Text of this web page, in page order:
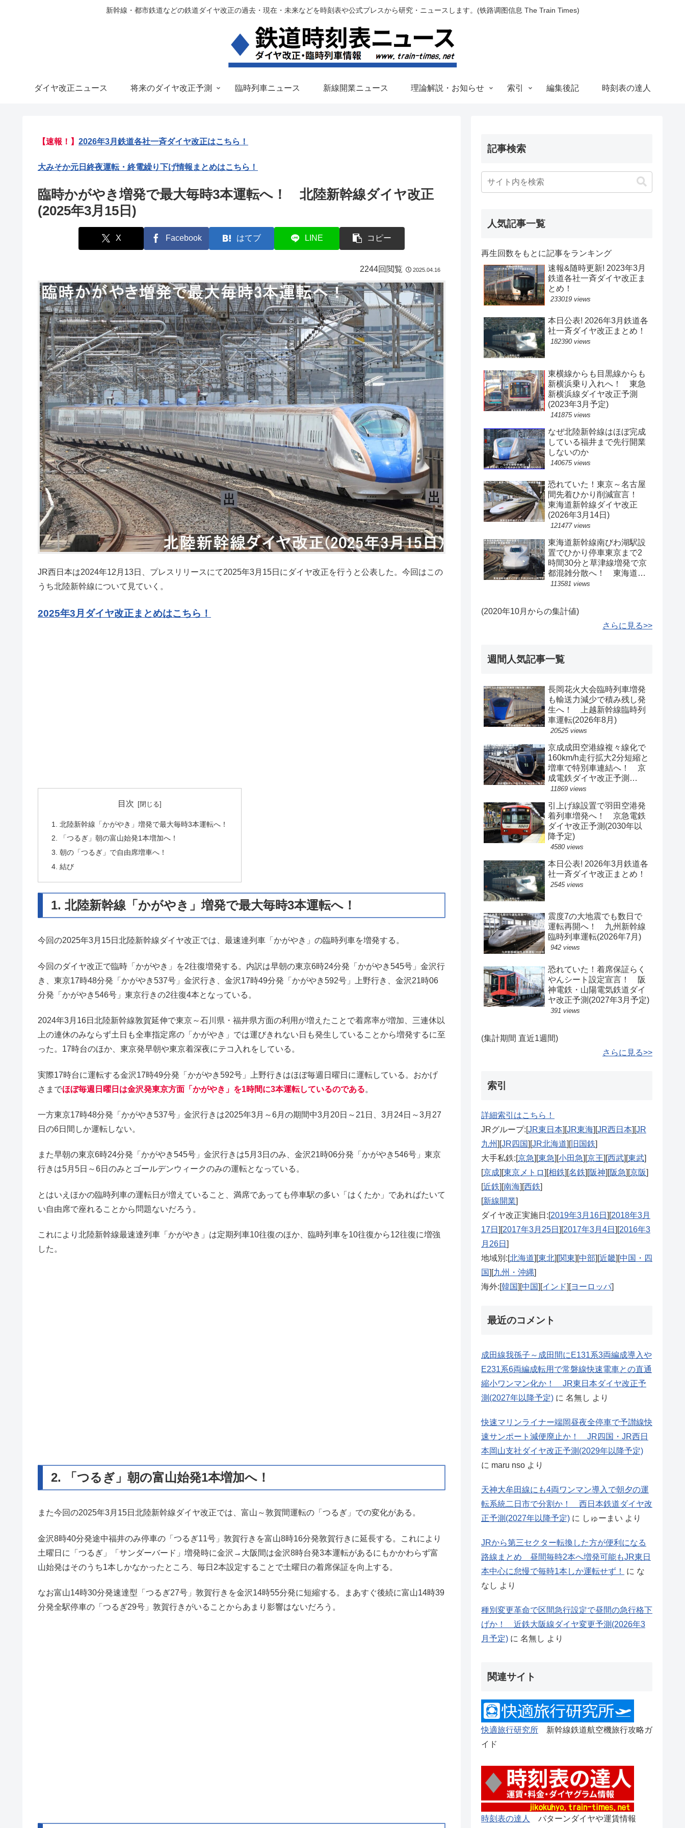
新幹線・都市鉄道などの鉄道ダイヤ改正の過去・現在・未来などを時刻表や公式プレスから研究・ニュースします。(铁路调图信息 The Train Times)
ダイヤ改正ニュース 将来のダイヤ改正予測 臨時列車ニュース 新線開業ニュース 理論解説・お知らせ 索引 編集後記 時刻表の達人
【速報！】 2026年3月鉄道各社一斉ダイヤ改正はこちら！
大みそか元日終夜運転・終電繰り下げ情報まとめはこちら！
臨時かがやき増発で最大毎時3本運転へ！ 北陸新幹線ダイヤ改正
(2025年3月15日)
X Facebook はてブ LINE コピー
2244回閲覧 2025.04.16
JR西日本は2024年12月13日、プレスリリースにて2025年3月15日にダイヤ改正を行うと公表した。今回はこの
うち北陸新幹線について見ていく。
2025年3月ダイヤ改正まとめはこちら！
目次
1. 北陸新幹線「かがやき」増発で最大毎時3本運転へ！
2. 「つるぎ」朝の富山始発1本増加へ！
3. 朝の「つるぎ」で自由席増車へ！
4. 結び
1. 北陸新幹線「かがやき」増発で最大毎時3本運転へ！
今回の2025年3月15日北陸新幹線ダイヤ改正では、最速達列車「かがやき」の臨時列車を増発する。
今回のダイヤ改正で臨時「かがやき」を2往復増発する。内訳は早朝の東京6時24分発「かがやき545号」金沢行
き、東京17時48分発「かがやき537号」金沢行き、金沢17時49分発「かがやき592号」上野行き、金沢21時06
分発「かがやき546号」東京行きの2往復4本となっている。
2024年3月16日北陸新幹線敦賀延伸で東京～石川県・福井県方面の利用が増えたことで着席率が増加、三連休以
上の連休のみならず土日も全車指定席の「かがやき」では運びきれない日も発生していることから増発するに至
った。17時台のほか、東京発早朝や東京着深夜にテコ入れをしている。
実際17時台に運転する金沢17時49分発「かがやき592号」上野行きはほぼ毎週日曜日に運転している。おかげ
さまでほぼ毎週日曜日は金沢発東京方面「かがやき」を1時間に3本運転しているのである。
一方東京17時48分発「かがやき537号」金沢行きは2025年3月～6月の期間中3月20日～21日、3月24日～3月27
日の6日間しか運転しない。
また早朝の東京6時24分発「かがやき545号」金沢行きは5月3日のみ、金沢21時06分発「かがやき546号」東京
行きは5月5日～6日のみとゴールデンウィークのみの運転となっている。
とはいえほかの臨時列車の運転日が増えていること、満席であっても停車駅の多い「はくたか」であればたいて
い自由席で座れることから問題ないだろう。
これにより北陸新幹線最速達列車「かがやき」は定期列車10往復のほか、臨時列車を10往復から12往復に増強
した。
2. 「つるぎ」朝の富山始発1本増加へ！
また今回の2025年3月15日北陸新幹線ダイヤ改正では、富山～敦賀間運転の「つるぎ」での変化がある。
金沢8時40分発途中福井のみ停車の「つるぎ11号」敦賀行きを富山8時16分発敦賀行きに延長する。これにより
土曜日に「つるぎ」「サンダーバード」増発時に金沢→大阪間は金沢8時台発3本運転があるにもかかわらず富
山始発はそのうち1本しかなかったところ、毎日2本設定することで土曜日の着席保証を向上する。
なお富山14時30分発速達型「つるぎ27号」敦賀行きを金沢14時55分発に短縮する。まあすぐ後続に富山14時39
分発全駅停車の「つるぎ29号」敦賀行きがいることからあまり影響はないだろう。
記事検索
人気記事一覧
再生回数をもとに記事をランキング
速報&随時更新! 2023年3月
鉄道各社一斉ダイヤ改正ま
とめ！
233019 views
本日公表! 2026年3月鉄道各
社一斉ダイヤ改正まとめ！
182390 views
東横線からも目黒線からも
新横浜乗り入れへ！ 東急
新横浜線ダイヤ改正予測
(2023年3月予定)
141875 views
なぜ北陸新幹線はほぼ完成
している福井まで先行開業
しないのか
140675 views
恐れていた！東京～名古屋
間先着ひかり削減宣言！
東海道新幹線ダイヤ改正
(2026年3月14日)
121477 views
東海道新幹線南びわ湖駅設
置でひかり停車東京まで2
時間30分と草津線増発で京
都混雑分散へ！ 東海道新
幹線ダイヤ改正予測(2040
113581 views
(2020年10月からの集計値)
さらに見る>>
週間人気記事一覧
長岡花火大会臨時列車増発
も輸送力減少で積み残し発
生へ！ 上越新幹線臨時列
車運転(2026年8月)
20525 views
京成成田空港線複々線化で
160km/h走行拡大2分短縮と
増車で特別車連結へ！ 京
成電鉄ダイヤ改正予測
(2029年以降予定)
11869 views
引上げ線設置で羽田空港発
着列車増発へ！ 京急電鉄
ダイヤ改正予測(2030年以
降予定)
4580 views
本日公表! 2026年3月鉄道各
社一斉ダイヤ改正まとめ！
2545 views
震度7の大地震でも数日で
運転再開へ！ 九州新幹線
臨時列車運転(2026年7月)
942 views
恐れていた！着席保証らく
やんシート設定宣言！ 阪
神電鉄・山陽電気鉄道ダイ
ヤ改正予測(2027年3月予定)
391 views
(集計期間 直近1週間)
さらに見る>>
索引
詳細索引はこちら！
JRグループ:[ JR東日本 JR東海 JR西日本 JR
九州
JR四国 JR北海道 旧国鉄
大手私鉄:[ 京急 東急 小田急 京王 西武 東武
京成 東京メトロ 相鉄 名鉄 阪神 阪急 京阪
近鉄 南海 西鉄
新線開業
ダイヤ改正実施日:[ 2019年3月16日
2018年3月
17日
2017年3月25日 2017年3月4日
2016年3
月26日
地域別:[ 北海道 東北 関東 中部 近畿 中国・四
国
九州・沖縄
海外:[ 韓国 中国 インド ヨーロッパ]
最近のコメント
成田線我孫子～成田間にE131系3両編成導入や
E231系6両編成転用で常磐線快速電車との直通
縮小ワンマン化か！ JR東日本ダイヤ改正予
測(2027年以降予定) に 名無し より
快速マリンライナー端岡昼夜全停車で予讃線快
速サンポート減便廃止か！ JR四国・JR西日
本岡山支社ダイヤ改正予測(2029年以降予定)
に maru nso より
天神大牟田線にも4両ワンマン導入で朝夕の運
転系統二日市で分割か！ 西日本鉄道ダイヤ改
正予測(2027年以降予定) に しゅーまい より
JRから第三セクター転換した方が便利になる
路線まとめ 昼間毎時2本へ増発可能もJR東日
本中心に怠慢で毎時1本しか運転せず！
に な
なし より
種別変更革命で区間急行設定で昼間の急行格下
げか！ 近鉄大阪線ダイヤ変更予測(2026年3
月予定) に 名無し より
関連サイト
快適旅行研究所 新幹線鉄道航空機旅行攻略ガ
イド
時刻表の達人 パターンダイヤや運賃情報